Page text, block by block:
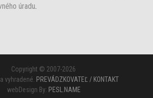
úradu.
Copyright © 2007-2026
vyhradené. PREVÁDZKOVATEĽ / KONTAKT
webDesign By: PESL.NAME